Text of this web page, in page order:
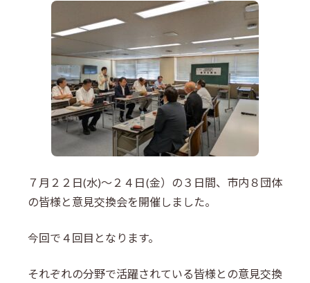
７月２２日(水)～２４日(金）の３日間、市内８団体
の皆様と意見交換会を開催しました。
今回で４回目となります。
それぞれの分野で活躍されている皆様との意見交換